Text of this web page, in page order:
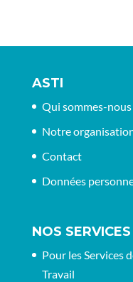
ASTI
Qui sommes-nous
Notre
Contact
Données
NOS
Pour les Services
Travail